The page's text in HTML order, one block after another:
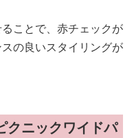
ことで、赤チェックが
の良いスタイリングが
クニックワイドパ